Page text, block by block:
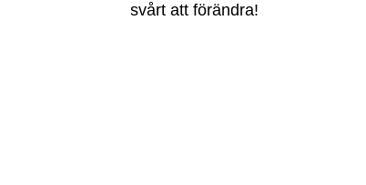
svårt att förändra!